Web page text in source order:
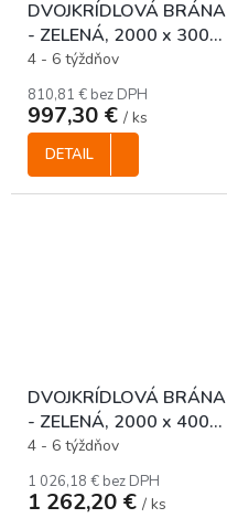
DVOJKRÍDLOVÁ BRÁNA
- ZELENÁ, 2000 x 3000
mm
4 - 6 týždňov
810,81 € bez DPH
997,30 € / ks
DETAIL
DVOJKRÍDLOVÁ BRÁNA
- ZELENÁ, 2000 x 4000
mm
4 - 6 týždňov
1 026,18 € bez DPH
1 262,20 € / ks